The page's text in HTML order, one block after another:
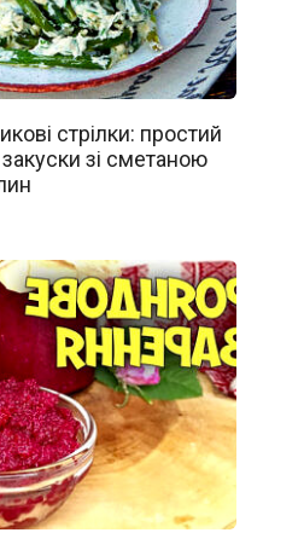
стрілки: простий
закуски зі сметаною